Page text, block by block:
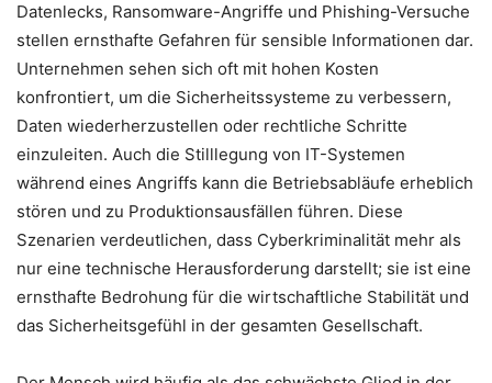
Datenlecks, Ransomware-Angriffe und Phishing-Versuche
stellen ernsthafte Gefahren für sensible Informationen dar.
Unternehmen sehen sich oft mit hohen Kosten
konfrontiert, um die Sicherheitssysteme zu verbessern,
Daten wiederherzustellen oder rechtliche Schritte
einzuleiten. Auch die Stilllegung von IT-Systemen
während eines Angriffs kann die Betriebsabläufe erheblich
stören und zu Produktionsausfällen führen. Diese
Szenarien verdeutlichen, dass Cyberkriminalität mehr als
nur eine technische Herausforderung darstellt; sie ist eine
ernsthafte Bedrohung für die wirtschaftliche Stabilität und
das Sicherheitsgefühl in der gesamten Gesellschaft.